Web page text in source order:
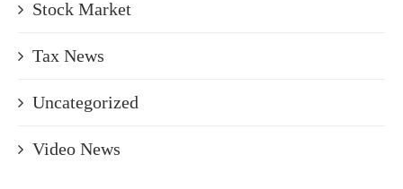
Stock Market
Tax News
Uncategorized
Video News